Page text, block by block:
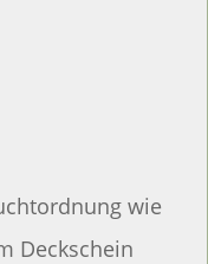
wie
Deckschein